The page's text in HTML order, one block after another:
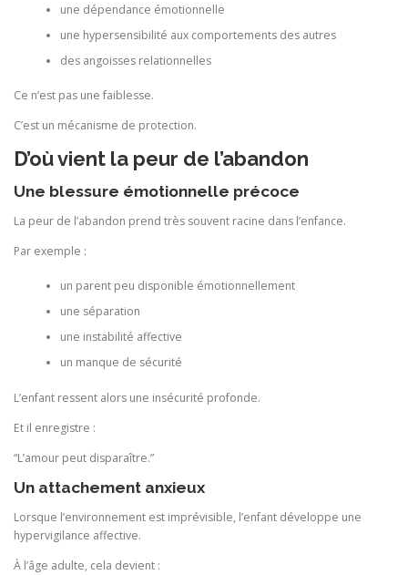
une dépendance émotionnelle
une hypersensibilité aux comportements des autres
des angoisses relationnelles
Ce n’est pas une faiblesse.
C’est un mécanisme de protection.
D’où vient la peur de l’abandon
Une blessure émotionnelle précoce
La peur de l’abandon prend très souvent racine dans l’enfance.
Par exemple :
un parent peu disponible émotionnellement
une séparation
une instabilité affective
un manque de sécurité
L’enfant ressent alors une insécurité profonde.
Et il enregistre :
“L’amour peut disparaître.”
Un attachement anxieux
Lorsque l’environnement est imprévisible, l’enfant développe une
hypervigilance affective.
À l’âge adulte, cela devient :